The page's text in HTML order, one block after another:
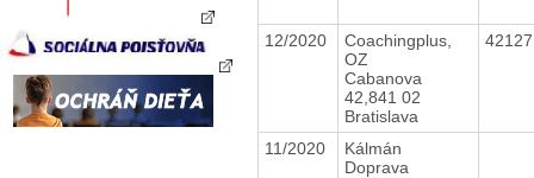
12/2020
Coachingplus,
OZ
Cabanova
42,841 02
Bratislava
11/2020
Kálmán
Doprava